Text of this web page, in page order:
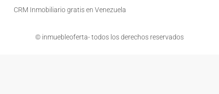
CRM Inmobiliario gratis en Venezuela
© inmuebleoferta- todos los derechos reservados